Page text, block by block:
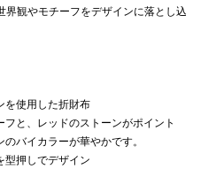
界観やモチーフをデザインに落とし込
を使用した折財布
フと、レッドのストーンがポイント
バイカラーが華やかです。
型押しでデザイン